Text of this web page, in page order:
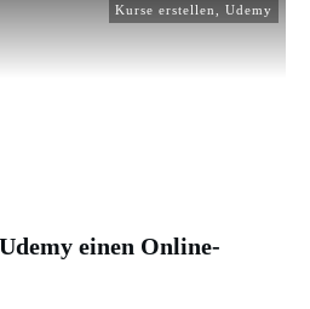
Kurse erstellen, Udemy
einen Online-